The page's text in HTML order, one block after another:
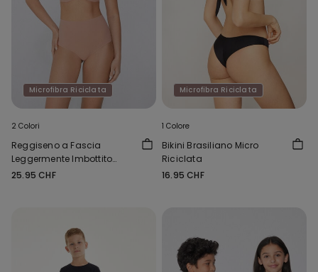
Microfibra Riciclata
2 Colori
Reggiseno a Fascia
Leggermente Imbottito
Microfibra Riciclata Full
25.95 CHF
Microfibra Riciclata
1 Colore
Bikini Brasiliano Micro
Riciclata
16.95 CHF